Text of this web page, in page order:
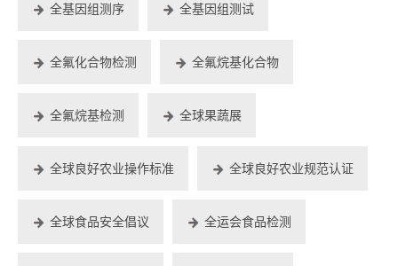
全基因组测序 全基因组测试
全氟化合物检测 全氟烷基化合物
全氟烷基检测 全球果蔬展
全球良好农业操作标准 全球良好农业规范认证
全球食品安全倡议 全运会食品检测